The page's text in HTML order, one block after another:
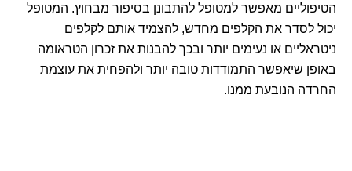
הטיפוליים מאפשר למטופל להתבונן בסיפור מבחוץ. המטופל
יכול לסדר את הקלפים מחדש, להצמיד אותם לקלפים
ניטראליים או נעימים יותר ובכך להבנות את זכרון הטראומה
באופן שיאפשר התמודדות טובה יותר ולהפחית את עוצמת
החרדה הנובעת ממנו.